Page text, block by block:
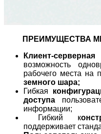
ПРЕИМУЩЕСТВА
Клиент-
возможность
рабочего места на
земного шара;
Гибкая
доступа
информации;
Гибкий к
поддерживает